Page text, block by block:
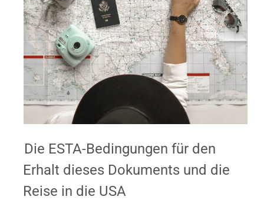
Die ESTA-Bedingungen für den
Erhalt dieses Dokuments und die
Reise in die USA